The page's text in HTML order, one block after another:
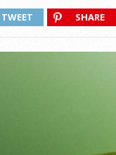
TWEET SHARE